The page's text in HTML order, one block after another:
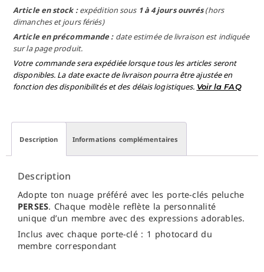
Article en stock :expédition sous 1 à 4 jours ouvrés(hors
dimanches et jours fériés)
Article en précommande : date estimée de livraison est indiquée
sur la page produit.
Votre commande sera expédiée lorsque tous les articles seront
disponibles. La date exacte de livraison pourra être ajustée en
fonction des disponibilités et des délais logistiques. Voir la FAQ
Description Informations complémentaires
Description
Adopte ton nuage préféré avec les porte-clés peluche
PERSES. Chaque modèle reflète la personnalité
unique d’un membre avec des expressions adorables.
Inclus avec chaque porte-clé : 1 photocard du
membre correspondant